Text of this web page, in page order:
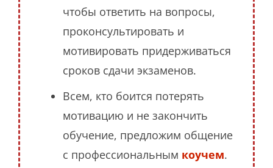
чтобы ответить на вопросы,
проконсультировать и
мотивировать придерживаться
сроков сдачи экзаменов.
Всем, кто боится потерять
мотивацию и не закончить
обучение, предложим общение
с профессиональным коучем.